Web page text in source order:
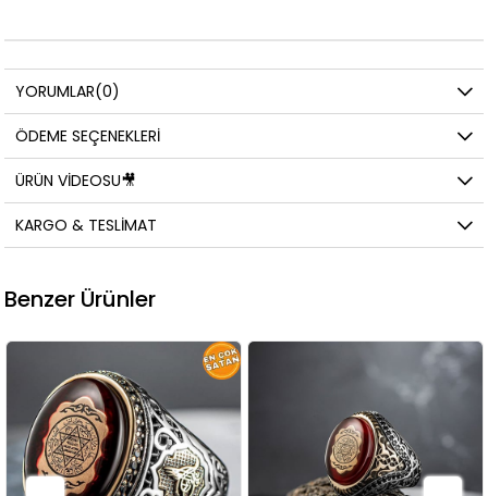
YORUMLAR(0)
ÖDEME SEÇENEKLERI
ÜRÜN VIDEOSU🎥
KARGO & TESLIMAT
Benzer Ürünler